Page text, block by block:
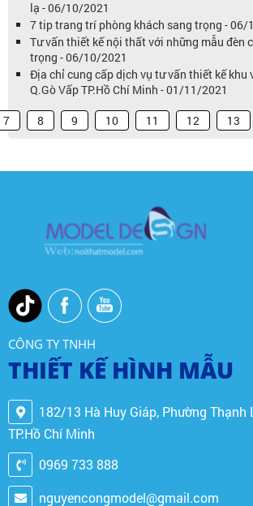
lạ - 06/10/2021
7 tip trang trí phòng khách sang trọng - 06/
Tư vấn thiết kế nội thất với những mẫu đèn
trọng - 06/10/2021
Địa chỉ cung cấp dịch vụ tư vấn thiết kế khu
Q.Gò Vấp TP.Hồ Chí Minh - 01/11/2021
7 8 9 10 11 12 13
CÔNG TY TNHH
THIẾT KẾ HÌNH MẪU
182/13 Hà Huy Giáp, Phường Thạnh
TP.Hồ Chí Minh
0969 733 888
nguyencongmodel@gmail.com